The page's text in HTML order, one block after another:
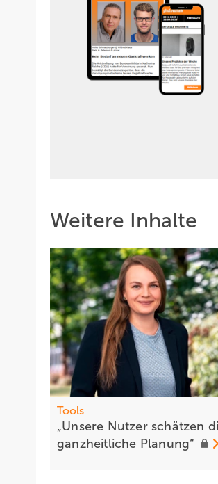
Weitere Inhalte
Tools
„Unsere Nu tzer schätzen
ganzheitliche Planung“